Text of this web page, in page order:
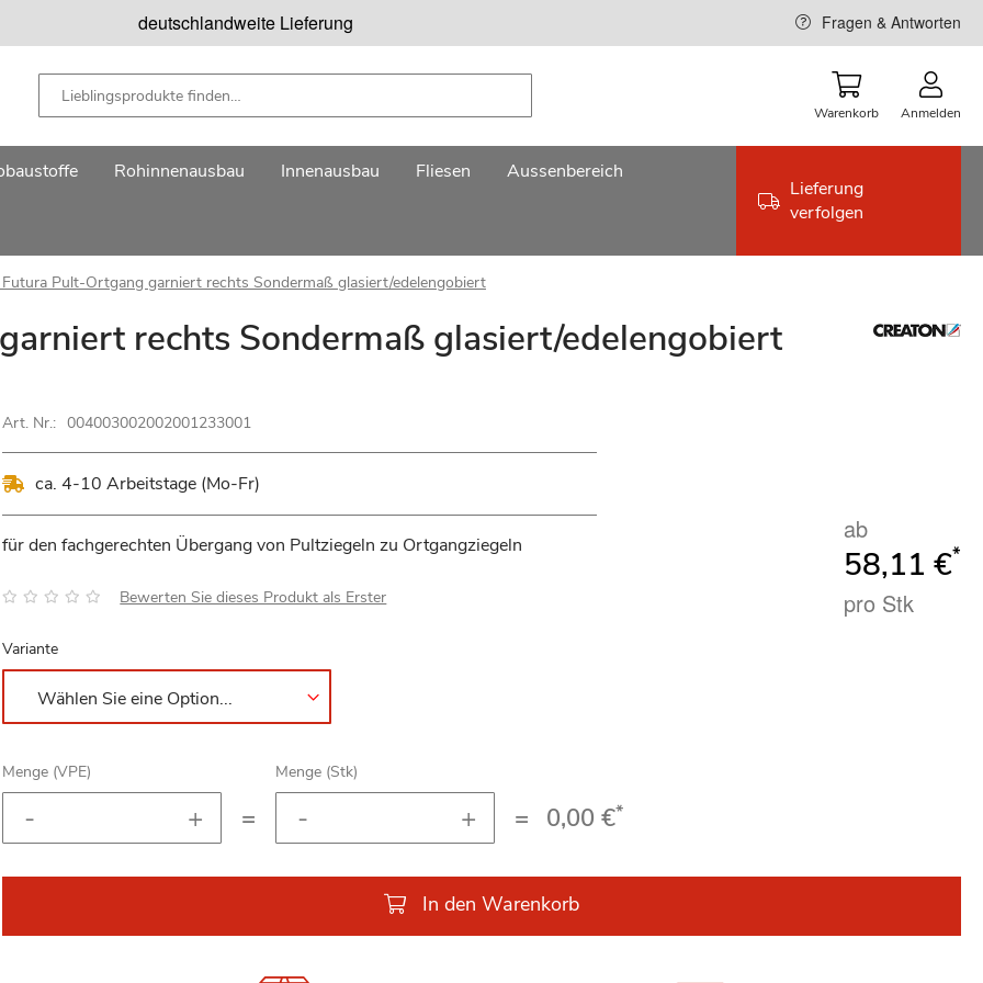
deutschlandweite Lieferung Fragen & Antworten
Warenkorb Anmelden
Rohinnenausbau Innenausbau Fliesen Aussenbereich
Lieferung
verfolgen
Futura Pult-Ortgang garniert rechts Sondermaß glasiert/edelengobiert
rechts Sondermaß glasiert/edelengobiert
Art. Nr.: 004003002002001233001
ca. 4-10 Arbeitstage (Mo-Fr)
für den fachgerechten Übergang von Pultziegeln zu Ortgangziegeln
Bewertung: Bewerten Sie dieses Produkt als Erster
ab
58,11 €*
pro Stk
Variante
Menge (VPE)
=
Menge (Stk)
= 0,00 €*
In den Warenkorb